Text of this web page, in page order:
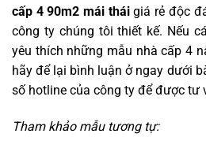
cấp 4 90m2 mái tháigiá rẻ độc
công ty chúng tôi thiết kế. Nếu
yêu thích những mẫu nhà cấp 4
hãy để lại bình luận ở ngay dưới
số hotline của công ty để được tư
Tham khảo mẫu tương tự: